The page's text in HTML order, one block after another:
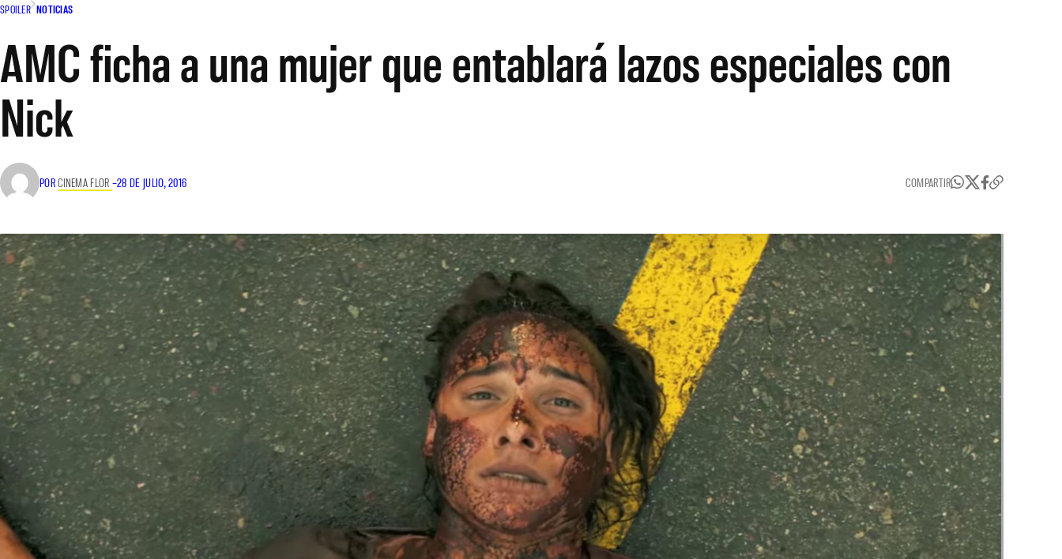
SPOILER NOTICIAS
AMC ficha a una mujer que entablará lazos especiales con
Nick
PORCINEMA FLOR –28 DE JULIO, 2016 COMPARTIR